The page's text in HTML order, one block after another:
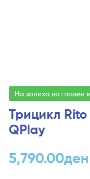
На залиха во главен
Трицикл
QPlay
5,790.00ден